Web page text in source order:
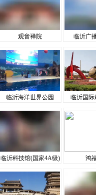
观音禅院 临沂广
临沂海洋世界公园 临沂国际
临沂科技馆(国家4A级) 鸿